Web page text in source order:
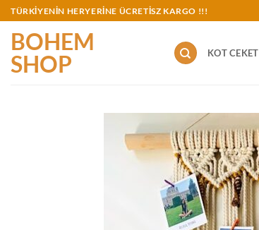
İçeriğe
atla
TÜRKİYENİN HERYERİNE ÜCRETİSZ KARGO !!!
BOHEM
SHOP
KOT CEKET